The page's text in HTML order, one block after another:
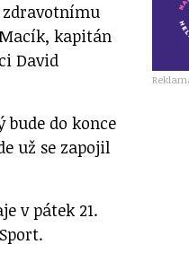
zdravotnímu
kapitán
David
bude do konce
už se zapojil
v pátek 21.